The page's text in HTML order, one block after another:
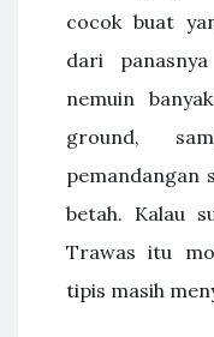
cocok buat
dari
nemuin
ground,
pemandangan
betah. Kalau
Trawas itu
tipis masih